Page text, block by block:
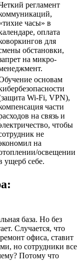
регламент
часы» в
оплата
для
обстановки,
на микро-
основам
Wi-Fi, VPN),
части
на связь и
чтобы
не
на
освещении
ущерб себе.
база. Но без
Случается, что
офиса, ставит
но сотрудники все
Потому что